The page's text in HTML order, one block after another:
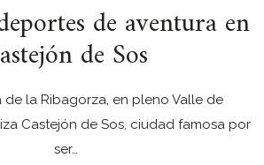
de aventura en
de Sos
de la Ribagorza, en pleno Valle de
Castejón de Sos, ciudad famosa por
ser…